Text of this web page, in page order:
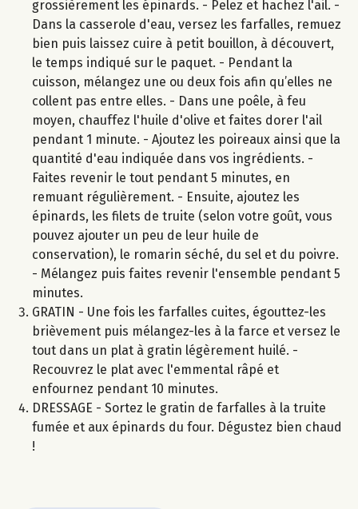
grossièrement les épinards. - Pelez et hachez l'ail. -
Dans la casserole d'eau, versez les farfalles, remuez
bien puis laissez cuire à petit bouillon, à découvert,
le temps indiqué sur le paquet. - Pendant la
cuisson, mélangez une ou deux fois afin qu’elles ne
collent pas entre elles. - Dans une poêle, à feu
moyen, chauffez l'huile d'olive et faites dorer l'ail
pendant 1 minute. - Ajoutez les poireaux ainsi que la
quantité d'eau indiquée dans vos ingrédients. -
Faites revenir le tout pendant 5 minutes, en
remuant régulièrement. - Ensuite, ajoutez les
épinards, les filets de truite (selon votre goût, vous
pouvez ajouter un peu de leur huile de
conservation), le romarin séché, du sel et du poivre.
- Mélangez puis faites revenir l'ensemble pendant 5
minutes.
GRATIN - Une fois les farfalles cuites, égouttez-les
brièvement puis mélangez-les à la farce et versez le
tout dans un plat à gratin légèrement huilé. -
Recouvrez le plat avec l'emmental râpé et
enfournez pendant 10 minutes.
DRESSAGE - Sortez le gratin de farfalles à la truite
fumée et aux épinards du four. Dégustez bien chaud
!